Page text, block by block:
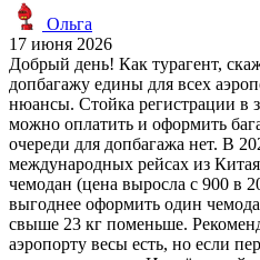
Ольга
17 июня 2026
Добрый день! Как турагент,
допбагажу едины для всех
нюансы. Стойка регистрации в
можно оплатить и оформить
очереди для допбагажа нет. В
международных рейсах из
чемодан (цена выросла с 900 в
выгоднее оформить один
свыше 23 кг поменьше.
аэропорту весы есть, но если